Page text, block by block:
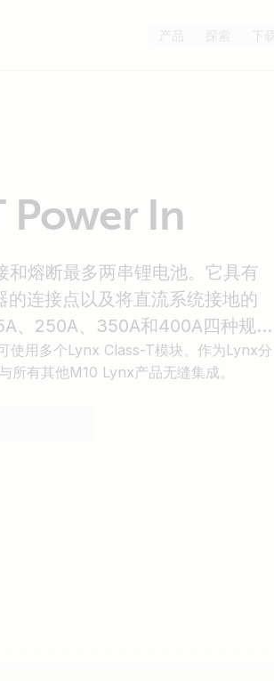
产品 探索 下载
Power In
熔断最多两串锂电池。它具有
连接点以及将直流系统接地的
、250A、350A和400A四种规
使用多个Lynx Class-T模块。作为Lynx分
有其他M10 Lynx产品无缝集成。